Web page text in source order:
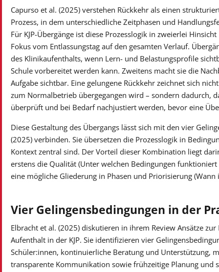
Capurso et al. (2025) verstehen Rückkehr als einen
Prozess, in dem unterschiedliche Zeitphasen und
Für KJP-Übergänge ist diese Prozesslogik in zweierlei
Fokus vom Entlassungstag auf den gesamten Verlauf.
des Klinikaufenthalts, wenn Lern- und Belastungsprofile
Schule vorbereitet werden kann. Zweitens macht sie die
Aufgabe sichtbar. Eine gelungene Rückkehr zeichnet sich
zum Normalbetrieb übergegangen wird – sondern dadurch,
überprüft und bei Bedarf nachjustiert werden, bevor eine
Diese Gestaltung des Übergangs lässt sich mit den vier
(2025) verbinden. Sie übersetzen die Prozesslogik in
Kontext zentral sind. Der Vorteil dieser Kombination liegt
erstens die Qualität (Unter welchen Bedingungen
eine mögliche Gliederung in Phasen und Priorisierung (Wann
Vier Gelingensbedingungen in der
Elbracht et al. (2025) diskutieren in ihrem Review Ansätze
Aufenthalt in der KJP. Sie identifizieren vier
Schüler:innen, kontinuierliche Beratung und Unterstützung,
transparente Kommunikation sowie frühzeitige Planung und